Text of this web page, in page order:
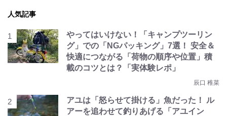
人気記事
やってはいけない！「キャンプツーリン
グ」での「NGパッキング」7選！ 安全＆
快適につながる「荷物の順序や位置」積
載のコツとは？「実体験レポ」
辰口 稚菜
アユは「怒らせて掛ける」魚だった！ ル
アーを追わせて釣りあげる「アユイン